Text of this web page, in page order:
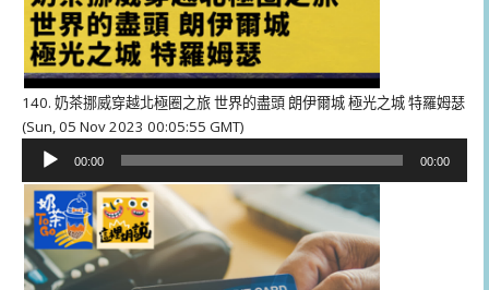
140. 奶茶挪威穿越北極圈之旅 世界的盡頭 朗伊爾城 極光之城 特羅姆瑟
(Sun, 05 Nov 2023 00:05:55 GMT)
播
放
器
00:00 00:00